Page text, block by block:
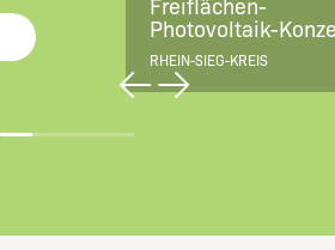
Freiflächen-
Photovoltaik-
RHEIN-SIEG-KREIS